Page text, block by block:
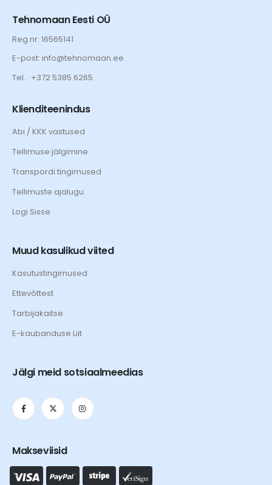
Tehnomaan Eesti OÜ
Reg.nr: 16565141
E-post: info@tehnomaan.ee
Tel. : +372 5385 6265
Klienditeenindus
Abi / KKK vastused
Tellimuse jälgimine
Transpordi tingimused
Tellimuste ajalugu
Logi Sisse
Muud kasulikud viited
Kasutustingimused
Ettevõttest
Tarbijakaitse
E-kaubanduse Liit
Jälgi meid sotsiaalmeedias
Makseviisid